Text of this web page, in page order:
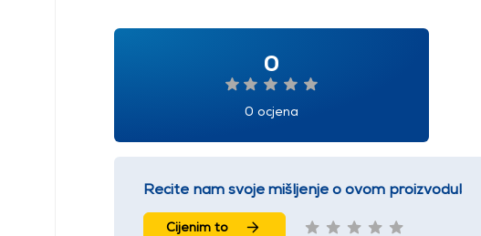
0
0 ocjena
Recite nam svoje mišljenje o ovom proizvodu!
Cijenim to